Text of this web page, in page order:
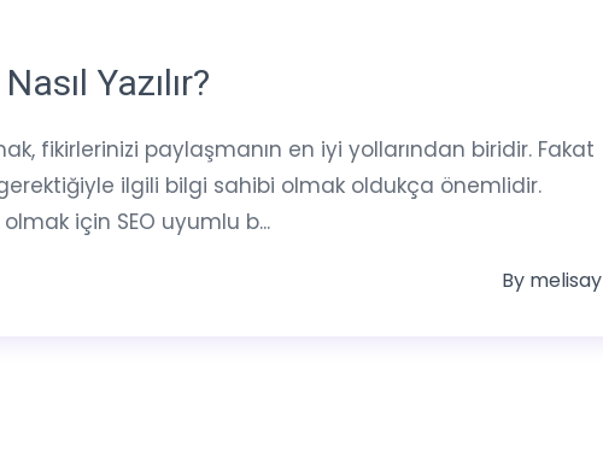
Yazılır?
fikirlerinizi paylaşmanın en iyi yollarından biridir. Fakat
ilgili bilgi sahibi olmak oldukça önemlidir.
için SEO uyumlu b...
By melisay